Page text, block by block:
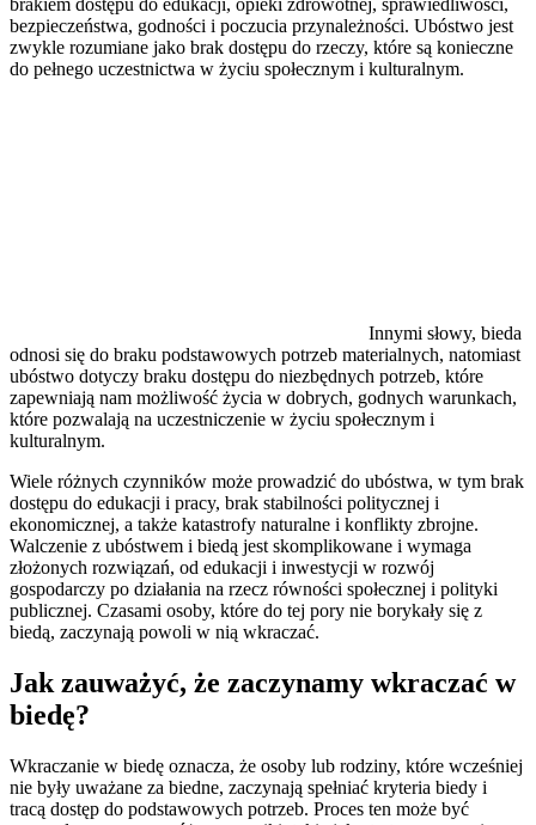
brakiem dostępu do edukacji, opieki zdrowotnej, sprawiedliwości,
bezpieczeństwa, godności i poczucia przynależności. Ubóstwo jest
zwykle rozumiane jako brak dostępu do rzeczy, które są konieczne
do pełnego uczestnictwa w życiu społecznym i kulturalnym.
Innymi słowy, bieda
odnosi się do braku podstawowych potrzeb materialnych, natomiast
ubóstwo dotyczy braku dostępu do niezbędnych potrzeb, które
zapewniają nam możliwość życia w dobrych, godnych warunkach,
które pozwalają na uczestniczenie w życiu społecznym i
kulturalnym.
Wiele różnych czynników może prowadzić do ubóstwa, w tym brak
dostępu do edukacji i pracy, brak stabilności politycznej i
ekonomicznej, a także katastrofy naturalne i konflikty zbrojne.
Walczenie z ubóstwem i biedą jest skomplikowane i wymaga
złożonych rozwiązań, od edukacji i inwestycji w rozwój
gospodarczy po działania na rzecz równości społecznej i polityki
publicznej. Czasami osoby, które do tej pory nie borykały się z
biedą, zaczynają powoli w nią wkraczać.
Jak zauważyć, że zaczynamy wkraczać w
biedę?
Wkraczanie w biedę oznacza, że osoby lub rodziny, które wcześniej
nie były uważane za biedne, zaczynają spełniać kryteria biedy i
tracą dostęp do podstawowych potrzeb. Proces ten może być